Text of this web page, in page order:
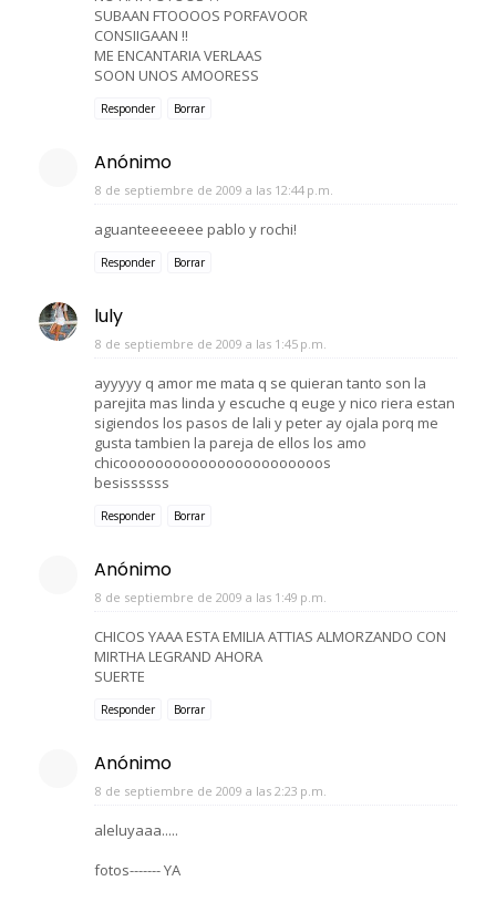
SUBAAN FTOOOOS PORFAVOOR
CONSIIGAAN !!
ME ENCANTARIA VERLAAS
SOON UNOS AMOORESS
Responder Borrar
Anónimo
8 de septiembre de 2009 a las 12:44 p.m.
aguanteeeeeee pablo y rochi!
Responder Borrar
luly
8 de septiembre de 2009 a las 1:45 p.m.
ayyyyy q amor me mata q se quieran tanto son la
parejita mas linda y escuche q euge y nico riera estan
sigiendos los pasos de lali y peter ay ojala porq me
gusta tambien la pareja de ellos los amo
chicooooooooooooooooooooooos
besissssss
Responder Borrar
Anónimo
8 de septiembre de 2009 a las 1:49 p.m.
CHICOS YAAA ESTA EMILIA ATTIAS ALMORZANDO CON
MIRTHA LEGRAND AHORA
SUERTE
Responder Borrar
Anónimo
8 de septiembre de 2009 a las 2:23 p.m.
aleluyaaa.....
fotos------- YA